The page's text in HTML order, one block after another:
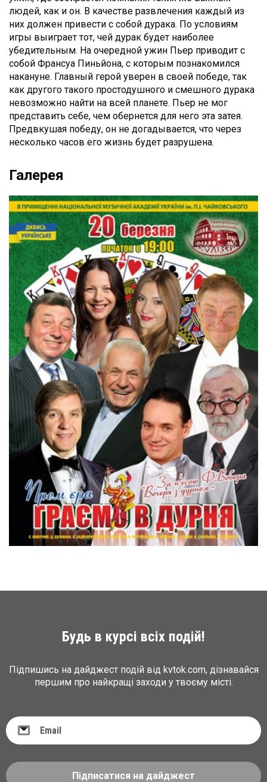
людей, как и он. В качестве развлечения каждый из
них должен привести с собой дурака. По условиям
игры выиграет тот, чей дурак будет наиболее
убедительным. На очередной ужин Пьер приводит с
собой Франсуа Пиньйона, с которым познакомился
накануне. Главный герой уверен в своей победе, так
как другого такого простодушного и смешного дурака
невозможно найти на всей планете. Пьер не мог
представить себе, чем обернется для него эта затея.
Предвкушая победу, он не догадывается, что через
несколько часов его жизнь будет разрушена.
Галерея
Будь в курсі всіх подій!
Підпишись на дайджест подій від kvtok.com, дізнавайся
першим про найкращі заходи у твоєму місті.
Підписатися на дайджест